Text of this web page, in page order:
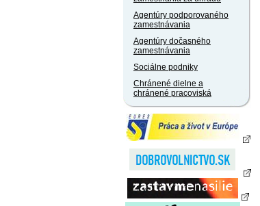
Agentúry podporovaného
zamestnávania
Agentúry dočasného
zamestnávania
Sociálne podniky
Chránené dielne a
chránené pracoviská